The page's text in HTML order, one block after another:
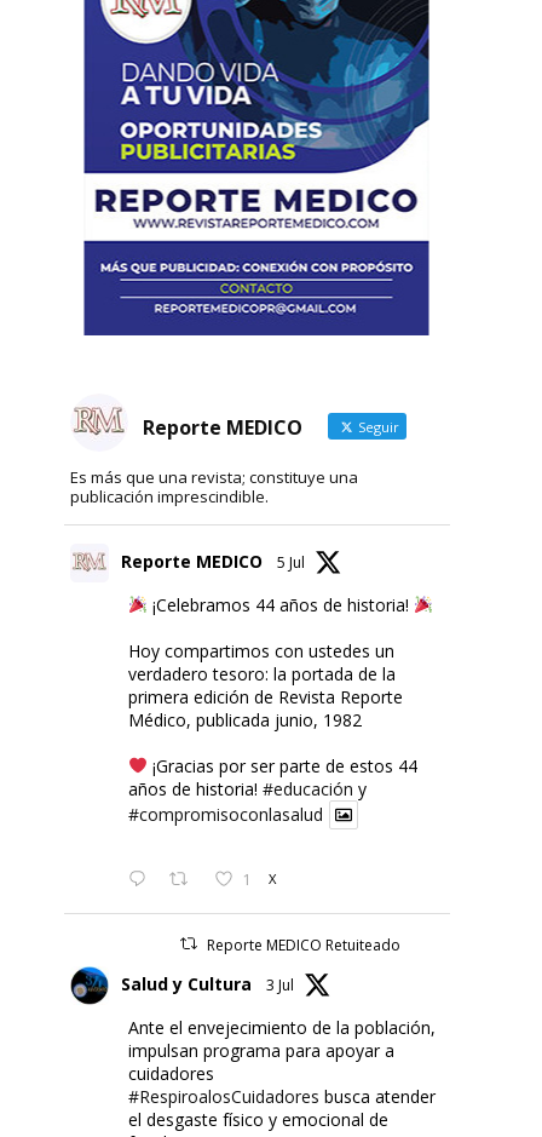
Reporte MEDICO Seguir
Es más que una revista; constituye una
publicación imprescindible.
Reporte MEDICO 5 Jul
¡Celebramos 44 años de historia!
Hoy compartimos con ustedes un
verdadero tesoro: la portada de la
primera edición de Revista Reporte
Médico, publicada junio, 1982
¡Gracias por ser parte de estos 44
años de historia! #educación y
#compromisoconlasalud
1 X
Reporte MEDICO Retuiteado
Salud y Cultura 3 Jul
Ante el envejecimiento de la población,
impulsan programa para apoyar a
cuidadores
#RespiroalosCuidadores busca atender
el desgaste físico y emocional de